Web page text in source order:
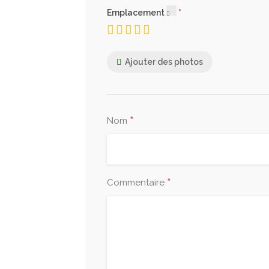
Sacs liasses fabriqués en
30l, 50l, 100l, 150l
Emplacement
Ajouter des photos
Nom *
Commentaire *